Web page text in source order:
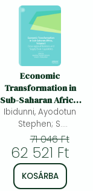
Economic
Transformation in
Sub-Saharan Africa,
Volume I: Cross-
Regional Relations
and Supply Chain
Capabilities
Ibidunni, Ayodotun
Stephen; S.
Osabuohien, Evans
71 046 Ft
62 521 Ft
KOSÁRBA